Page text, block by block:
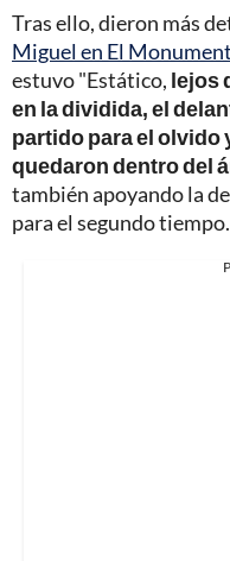
Tras ello, dieron más
Miguel en El
estuvo "Estático, lejos
en la dividida, el
partido para el olvido
quedaron dentro del
también apoyando la
para el segundo tiempo.